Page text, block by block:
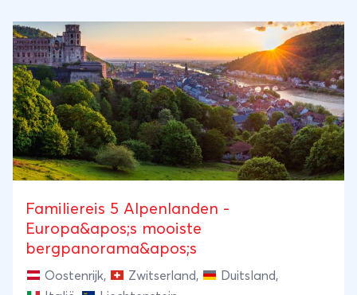
Familiereis 5 Alpenlanden -
Europa&apos;s mooiste
bergpanorama&apos;s
Oostenrijk, Zwitserland, Duitsland,